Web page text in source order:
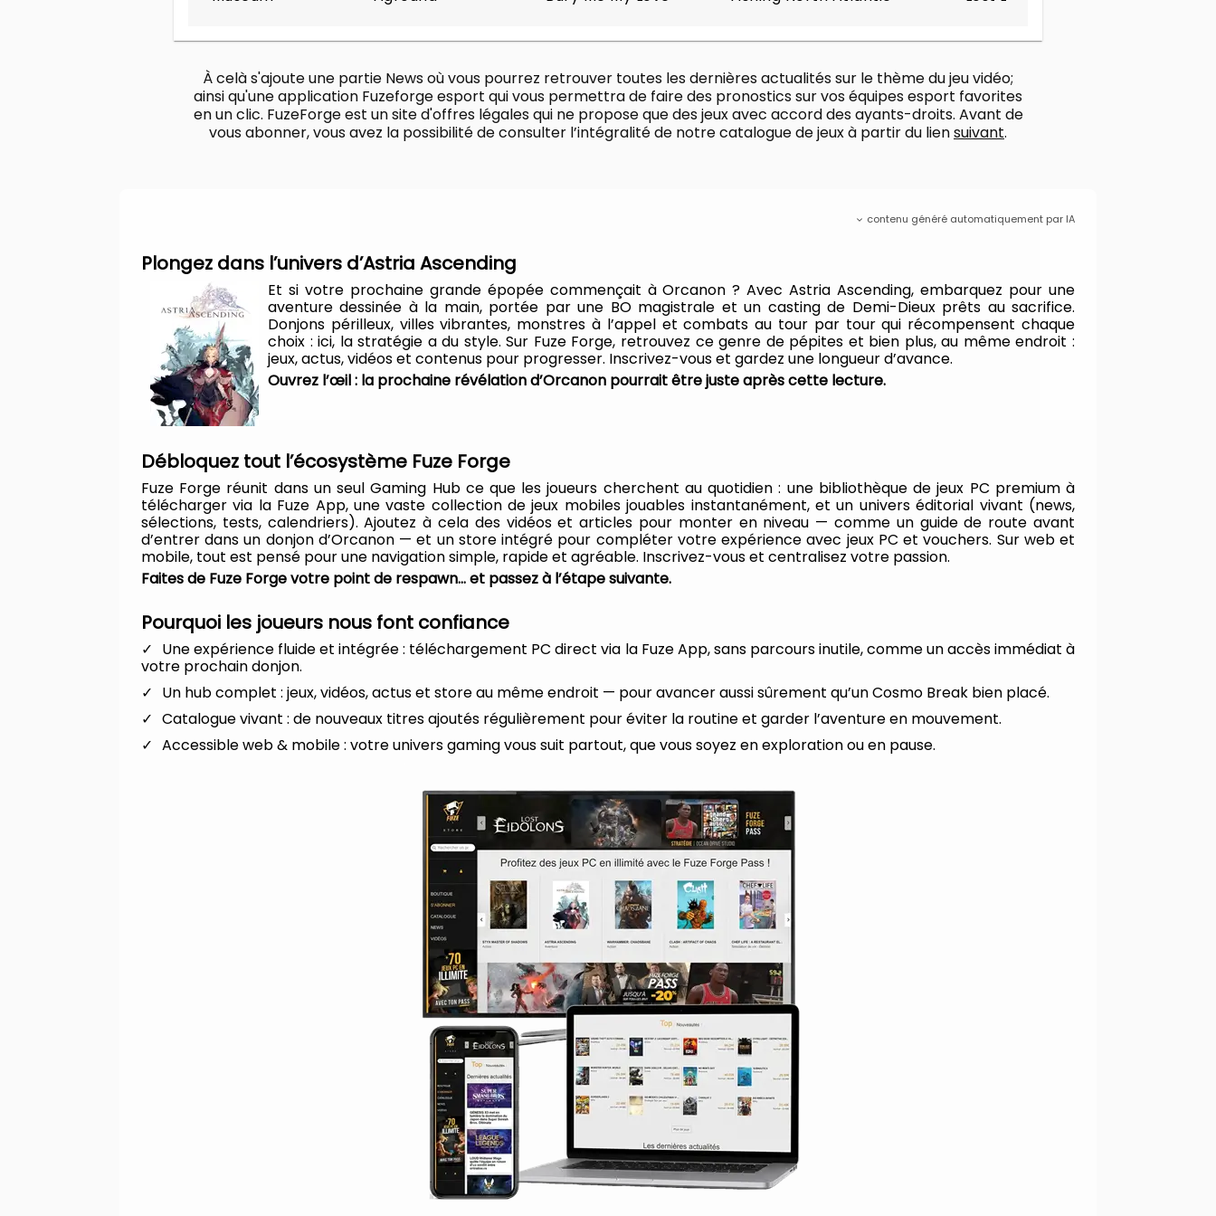
Mémoire : 8 Go de RAM
DirectX : Version 11
Espace de stockage : 25 Go d'espace disque disponible
À celà s'ajoute une partie News où vous pourrez retrouver toutes les dernières actualités sur le thème du jeu vidéo;
ainsi qu'une application Fuzeforge esport qui vous permettra de faire des pronostics sur vos équipes esport favorites
en un clic. FuzeForge est un site d'offres légales qui ne propose que des jeux avec accord des ayants-droits. Avant de
vous abonner, vous avez la possibilité de consulter l’intégralité de notre catalogue de jeux à partir du liensuivant.
contenu généré automatiquement par IA
Plongez dans l’univers d’Astria Ascending
Et si votre prochaine grande épopée commençait à Orcanon ? Avec Astria Ascending, embarquez pour une
aventure dessinée à la main, portée par une BO magistrale et un casting de Demi-Dieux prêts au sacrifice.
Donjons périlleux, villes vibrantes, monstres à l’appel et combats au tour par tour qui récompensent chaque
choix : ici, la stratégie a du style. Sur Fuze Forge, retrouvez ce genre de pépites et bien plus, au même endroit :
jeux, actus, vidéos et contenus pour progresser. Inscrivez-vous et gardez une longueur d’avance.
Ouvrez l’œil : la prochaine révélation d’Orcanon pourrait être juste après cette lecture.
Débloquez tout l’écosystème Fuze Forge
Fuze Forge réunit dans un seul Gaming Hub ce que les joueurs cherchent au quotidien : une bibliothèque de jeux PC premium à
télécharger via la Fuze App, une vaste collection de jeux mobiles jouables instantanément, et un univers éditorial vivant (news,
sélections, tests, calendriers). Ajoutez à cela des vidéos et articles pour monter en niveau — comme un guide de route avant
d’entrer dans un donjon d’Orcanon — et un store intégré pour compléter votre expérience avec jeux PC et vouchers. Sur web et
mobile, tout est pensé pour une navigation simple, rapide et agréable. Inscrivez-vous et centralisez votre passion.
Faites de Fuze Forge votre point de respawn… et passez à l’étape suivante.
Pourquoi les joueurs nous font confiance
Une expérience fluide et intégrée : téléchargement PC direct via la Fuze App, sans parcours inutile, comme un accès immédiat à
votre prochain donjon.
Un hub complet : jeux, vidéos, actus et store au même endroit — pour avancer aussi sûrement qu’un Cosmo Break bien placé.
Catalogue vivant : de nouveaux titres ajoutés régulièrement pour éviter la routine et garder l’aventure en mouvement.
Accessible web & mobile : votre univers gaming vous suit partout, que vous soyez en exploration ou en pause.